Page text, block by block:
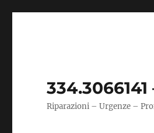
Riparazioni – Urgenze –